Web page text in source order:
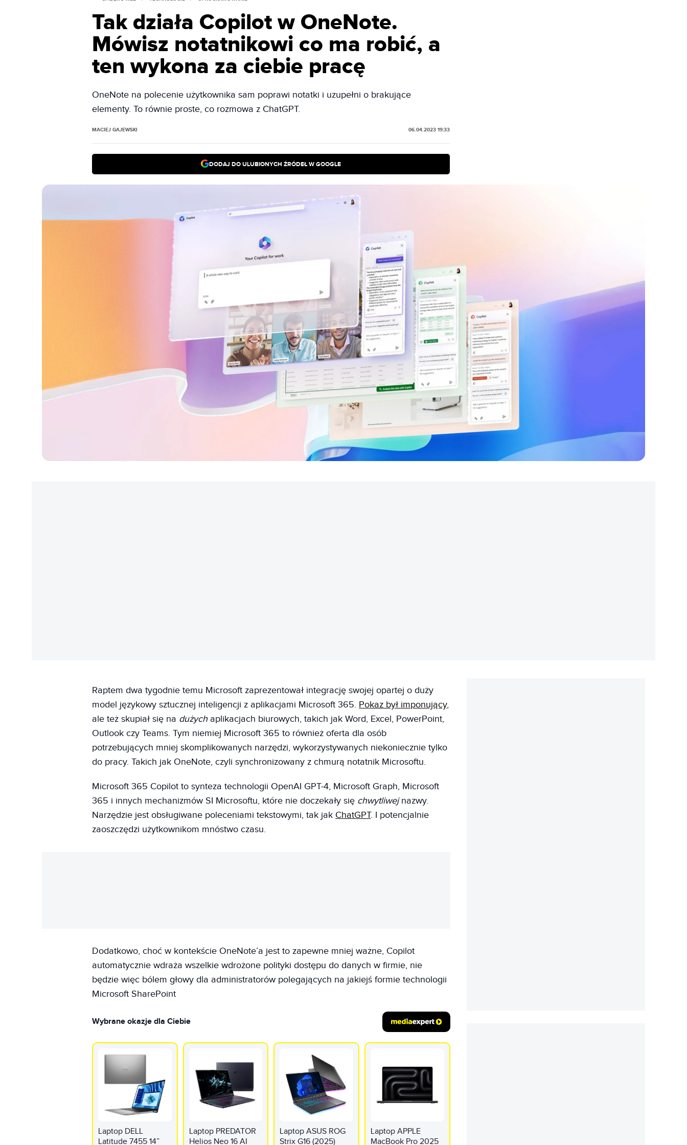
Tak działa Copilot w OneNote.
Mówisz notatnikowi co ma robić, a
ten wykona za ciebie pracę
OneNote na polecenie użytkownika sam poprawi notatki i uzupełni o brakujące
elementy. To równie proste, co rozmowa z ChatGPT.
MACIEJ GAJEWSKI 06.04.2023 19:33
DODAJ DO ULUBIONYCH ŹRÓDEŁ W GOOGLE
Raptem dwa tygodnie temu Microsoft zaprezentował integrację swojej opartej o duży
model językowy sztucznej inteligencji z aplikacjami Microsoft 365. Pokaz był imponujący,
ale też skupiał się na dużychaplikacjach biurowych, takich jak Word, Excel, PowerPoint,
Outlook czy Teams. Tym niemiej Microsoft 365 to również oferta dla osób
potrzebujących mniej skomplikowanych narzędzi, wykorzystywanych niekoniecznie tylko
do pracy. Takich jak OneNote, czyli synchronizowany z chmurą notatnik Microsoftu.
Microsoft 365 Copilot to synteza technologii OpenAI GPT-4, Microsoft Graph, Microsoft
365 i innych mechanizmów SI Microsoftu, które nie doczekały się chwytliwejnazwy.
Narzędzie jest obsługiwane poleceniami tekstowymi, tak jak ChatGPT. I potencjalnie
zaoszczędzi użytkownikom mnóstwo czasu.
Dodatkowo, choć w kontekście OneNote’a jest to zapewne mniej ważne, Copilot
automatycznie wdraża wszelkie wdrożone polityki dostępu do danych w firmie, nie
będzie więc bólem głowy dla administratorów polegających na jakiejś formie technologii
Microsoft SharePoint
Wybrane okazje dla Ciebie
Laptop DELL
Latitude 7455 14”
Laptop PREDATOR
Helios Neo 16 AI
Laptop ASUS ROG
Strix G16 (2025)
Laptop APPLE
MacBook Pro 2025